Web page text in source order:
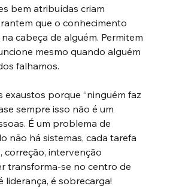
bem atribuídas criam
que o conhecimento
cabeça de alguém. Permitem
mesmo quando alguém
falhamos.
exaustos porque “ninguém faz
sempre isso não é um
É um problema de
não há sistemas, cada tarefa
correção, intervenção
transforma-se no centro de
liderança, é sobrecarga!